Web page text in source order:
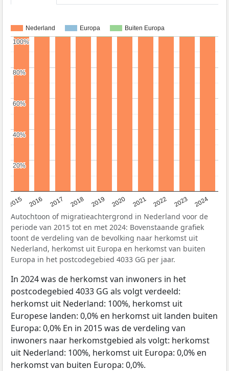
Nederland Europa Buiten Europa
2015 2016 2017 2018 2019 2020 2021 2022 2023 2024
20%
20%
40%
40%
60%
60%
80%
80%
100%
100%
Autochtoon of migratieachtergrond in Nederland voor de
periode van 2015 tot en met 2024: Bovenstaande grafiek
toont de verdeling van de bevolking naar herkomst uit
Nederland, herkomst uit Europa en herkomst van buiten
Europa in het postcodegebied 4033 GG per jaar.
In 2024 was de herkomst van inwoners in het
postcodegebied 4033 GG als volgt verdeeld:
herkomst uit Nederland: 100%, herkomst uit
Europese landen: 0,0% en herkomst uit landen buiten
Europa: 0,0% En in 2015 was de verdeling van
inwoners naar herkomstgebied als volgt: herkomst
uit Nederland: 100%, herkomst uit Europa: 0,0% en
herkomst van buiten Europa: 0,0%.